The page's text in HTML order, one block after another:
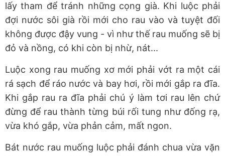
lấy tham để tránh những cọng già. Khi luộc phải
đợi nước sôi già rồi mới cho rau vào và tuyệt đối
không được đậy vung - vì như thế rau muống sẽ bị
đỏ và nồng, có khi còn bị nhừ, nát...
Luộc xong rau muống xơ mới phải vớt ra một cái
rá sạch để ráo nước và bay hơi, rồi mới gắp ra đĩa.
Khi gắp rau ra đĩa phải chú ý làm tơi rau lên chứ
đừng để rau thành từng búi rối tung như đống rạ,
vừa khó gắp, vừa phản cảm, mất ngon.
Bát nước rau muống luộc phải đánh chua vừa vặn